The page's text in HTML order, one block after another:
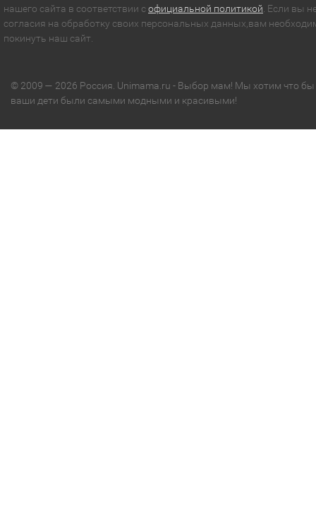
нашего сайта в соответствии софициальной политикой . Если вы
согласия на обработку своих персональных данных,вам
покинуть наш сайт.
© 2009 — 2026 Россия. Unimama.ru - Выбор мам! Мы хотим что бы
ваши дети были самыми модными и красивыми!